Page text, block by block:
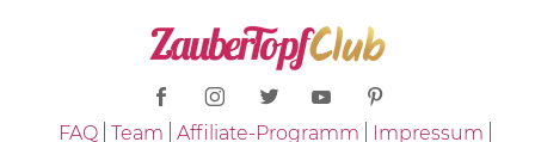
FAQ Team Affiliate-Programm Impressum